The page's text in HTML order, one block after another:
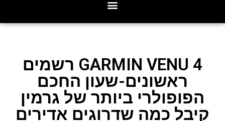
GARMIN VENU 4 רשמים
ראשונים-שעון החכם
הפופולרי ביותר של גרמין
קיבל כמה שדרוגים אדירים